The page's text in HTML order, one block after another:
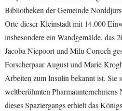
Bibliotheken der Gemeinde
Orte dieser Kleinstadt mit 14.000
insbesondere ein Wandgemälde, das
Jacoba Niepoort und Milu Correch
Forscherpaar August und Marie
Arbeiten zum Insulin bekannt ist. Sie
weltberühmten
dieses Spaziergangs erhielt das